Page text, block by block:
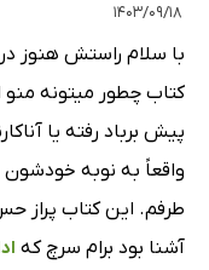
فصل چهارم - بخش
فصل چهارم - بخش
۱۴۰۳/۰۹/۱۸
با سلام راستش هنوز
کتاب چطور میتونه
پیش برباد رفته یا
واقعاً به نوبه خودشون
طرفم. این کتاب پراز
آشنا بود برام سرچ که